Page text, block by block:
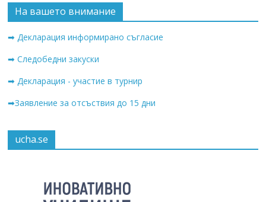
На вашето внимание
➡ Декларация информирано съгласие
➡ Следобедни закуски
➡ Декларация - участие в турнир
➡Заявление за отсъствия до 15 дни
ucha.se